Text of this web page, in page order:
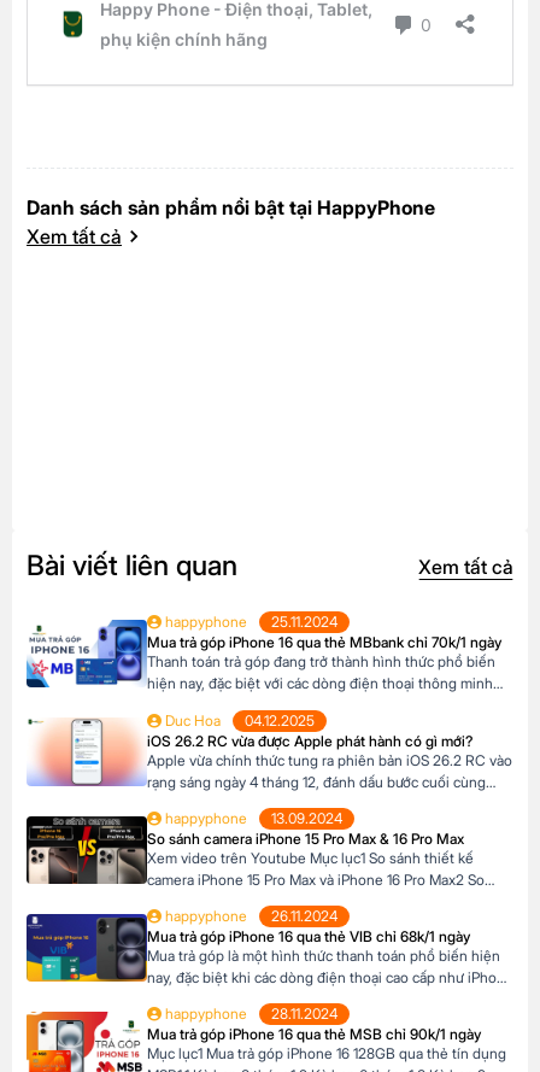
Danh sách sản phẩm nổi bật tại HappyPhone
Xem tất cả
Bài viết liên quan Xem tất cả
happyphone
25.11.2024
Mua trả góp iPhone 16 qua thẻ MBbank chỉ 70k/1 ngày
Thanh toán trả góp đang trở thành hình thức phổ biến
hiện nay, đặc biệt với các dòng điện thoại thông minh
khả năng tài chính tức thời của nhiều người Tại Happy
Phone, khách hàng có thể lựa chọn chương trình trả […]
Duc Hoa
04.12.2025
iOS 26.2 RC vừa được Apple phát hành có gì mới?
Apple vừa chính thức tung ra phiên bản iOS 26.2 RC vào
rạng sáng ngày 4 tháng 12, đánh dấu bước cuối cùng
Phiên bản này mang đến một số cải tiến thú vị, tập trung
vào việc nâng cao trải nghiệm người dùng […]
happyphone
13.09.2024
So sánh camera iPhone 15 Pro Max & 16 Pro Max
Xem video trên Youtube Mục lục1 So sánh thiết kế
camera iPhone 15 Pro Max và iPhone 16 Pro Max2 So
So sánh khả năng quay video của iPhone 15 Pro Max và
iPhone 16 Pro Max4 Nút Camera control trên iPhone 16
Pro […]
happyphone
26.11.2024
Mua trả góp iPhone 16 qua thẻ VIB chỉ 68k/1 ngày
Mua trả góp là một hình thức thanh toán phổ biến hiện
nay, đặc biệt khi các dòng điện thoại cao cấp như iPhone
16 Series có mức giá khá cao, trong khi nhiều người chưa
đủ điều kiện tài chính để thanh toán một lần. Tại Happy
Phone, chương trình trả góp iPhone 16 […]
happyphone
28.11.2024
Mua trả góp iPhone 16 qua thẻ MSB chỉ 90k/1 ngày
Mục lục1 Mua trả góp iPhone 16 128GB qua thẻ tín dụng